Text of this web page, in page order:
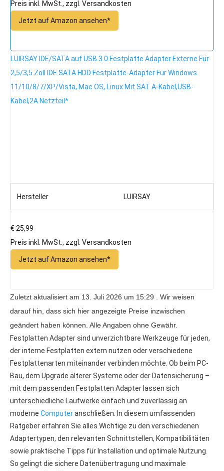
Preis inkl. MwSt., zzgl. Versandkosten
Jetzt auf Amazon ansehen*
LUIRSAY IDE/SATA auf USB 3.0 Festplatte Adapter Externe Für
2,5/3,5 Zoll IDE SATA HDD Festplatte-Adapter Für Windows
11/10/8/7/XP/Vista, Mac OS, Linux Mit SAT A-Kabel,USB-
Kabel,2A Netzteil*
Hersteller LUIRSAY
€ 25,99
Preis inkl. MwSt., zzgl. Versandkosten
Jetzt auf Amazon ansehen*
Zuletzt aktualisiert am 13. Juli 2026 um 15:29 . Wir weisen
darauf hin, dass sich hier angezeigte Preise inzwischen
geändert haben können. Alle Angaben ohne Gewähr.
Festplatten Adapter sind unverzichtbare Werkzeuge für jeden,
der interne Festplatten extern nutzen oder verschiedene
Festplattenarten miteinander verbinden möchte. Ob beim PC-
Bau, dem Upgrade älterer Systeme oder der Datensicherung –
mit dem passenden Festplatten Adapter lassen sich
unterschiedliche Laufwerke einfach und zuverlässig an
moderne Computeranschließen. In diesem umfassenden
Ratgeber erfahren Sie alles Wichtige zu den verschiedenen
Adaptertypen, den relevanten Schnittstellen, Kompatibilitäten
sowie praktische Tipps für Installation und optimale Nutzung.
So gelingt die sichere Datenübertragung und maximale